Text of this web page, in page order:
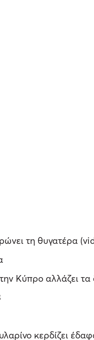
τη θυγατέρα
Κύπρο αλλάζει
κερδίζει